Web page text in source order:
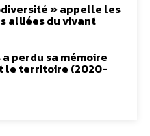
» appelle les
alliées du vivant
perdu sa mémoire
le territoire (2020-